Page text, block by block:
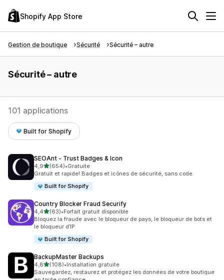
Shopify App Store
Gestion de boutique Sécurité Sécurité – autre
Sécurité – autre
101 applications
Built for Shopify
SEOAnt ‑ Trust Badges & Icon
4,9étoile(s) sur 5
(654)
654 avis au total
•Gratuite
Gratuit et rapide! Badges et icônes de sécurité, sans code.
Built for Shopify
Country Blocker Fraud Securify
4,4étoile(s) sur 5
(63)
63 avis au total
•Forfait gratuit disponible
Bloquez la fraude avec le bloqueur de pays, le bloqueur de bots et
le bloqueur d’IP
Built for Shopify
BackupMaster Backups
4,8étoile(s) sur 5
(108)
108 avis au total
•Installation gratuite
Sauvegardez, restaurez et protégez les données de votre boutique